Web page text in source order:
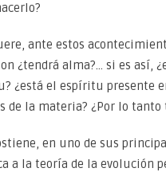
ante estos
¿tendrá alma?… si es así,
¿está el espíritu presente
de la materia? ¿Por lo tanto
en uno de sus
a la teoría de la evolución